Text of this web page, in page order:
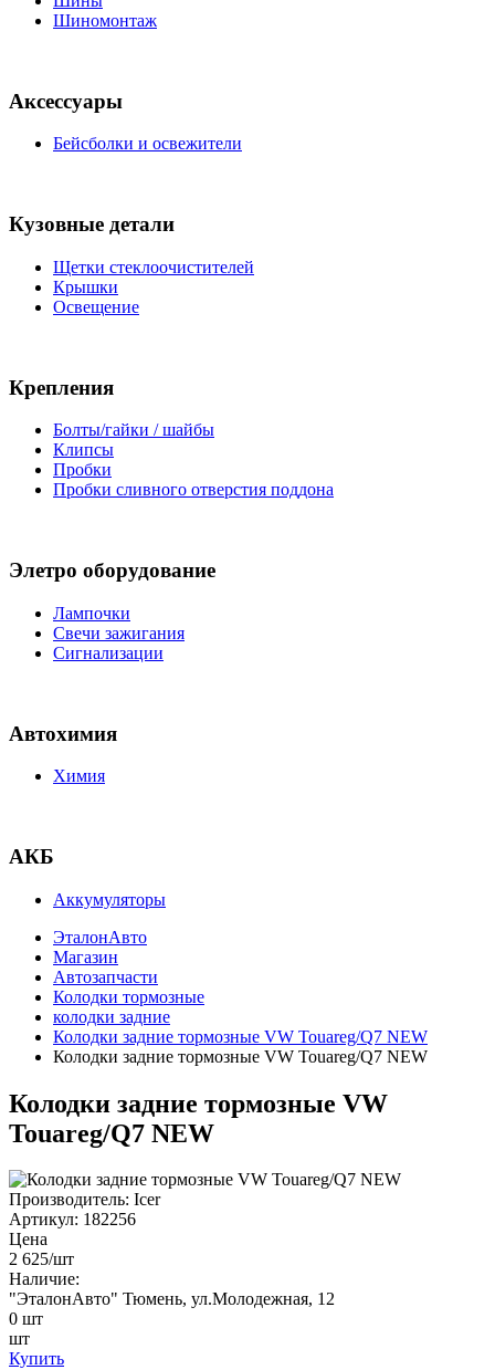
Шиномонтаж
Аксессуары
Бейсболки и освежители
Кузовные детали
Щетки стеклоочистителей
Крышки
Освещение
Крепления
Болты/гайки / шайбы
Клипсы
Пробки
Пробки сливного отверстия поддона
Элетро оборудование
Лампочки
Свечи зажигания
Сигнализации
Автохимия
Химия
АКБ
Аккумуляторы
ЭталонАвто
Магазин
Автозапчасти
Колодки тормозные
колодки задние
Колодки задние тормозные VW Touareg/Q7 NEW
Колодки задние тормозные VW Touareg/Q7 NEW
Колодки задние тормозные VW
Touareg/Q7 NEW
Производитель: Icer
Артикул: 182256
Цена
2 625/шт
Наличие:
"ЭталонАвто" Тюмень, ул.Молодежная, 12
0 шт
шт
Купить